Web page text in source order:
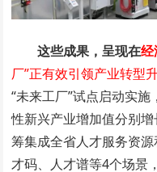
这些成果，呈现在
厂”正有效引领产业转型
“未来工厂”试点启动实
性新兴产业增加值分别增
筹集成全省人才服务资
才码、人才谱等4个场景